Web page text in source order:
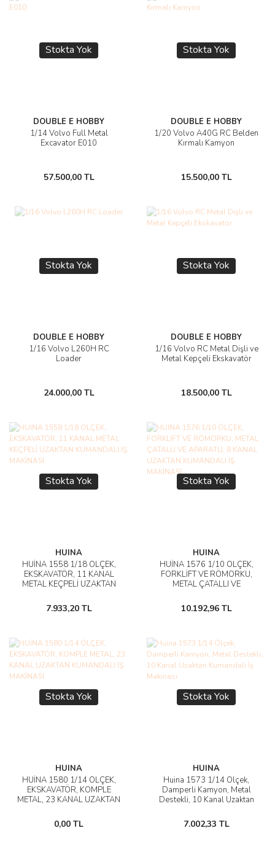
Stokta Yok
DOUBLE E HOBBY
1/14 Volvo Full Metal
Excavator E010
57.500,00 TL
Stokta Yok
DOUBLE E HOBBY
1/20 Volvo A40G RC Belden
Kırmalı Kamyon
15.500,00 TL
Stokta Yok
DOUBLE E HOBBY
1/16 Volvo L260H RC
Loader
24.000,00 TL
Stokta Yok
DOUBLE E HOBBY
1/16 Volvo RC Metal Dişli ve
Metal Kepçeli Ekskavatör
18.500,00 TL
Stokta Yok
HUINA
HUİNA 1558 1/18 ÖLÇEK,
EKSKAVATÖR, 11 KANAL
METAL KEÇPELİ UZAKTAN
7.933,20 TL
Stokta Yok
HUINA
HUİNA 1576 1/10 ÖLÇEK,
FORKLİFT VE RÖMORKU,
METAL ÇATALLI VE
UZAKTAN KUMANDALI İŞ
MAKİNASI
10.192,96 TL
Stokta Yok
HUINA
HUİNA 1580 1/14 ÖLÇEK,
EKSKAVATÖR, KOMPLE
METAL, 23 KANAL UZAKTAN
0,00 TL
Stokta Yok
HUINA
Huina 1573 1/14 Ölçek,
Damperli Kamyon, Metal
Destekli, 10 Kanal Uzaktan
7.002,33 TL